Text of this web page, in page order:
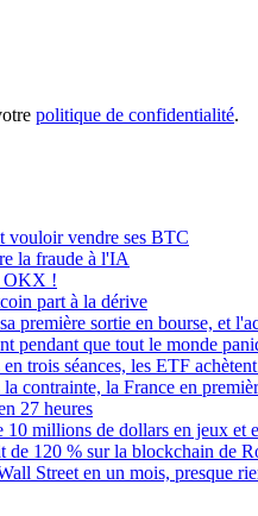
politique de confidentialité.
vouloir vendre ses BTC
la fraude à l'IA
OKX !
part à la dérive
première sortie en bourse, et
pendant que tout le monde
trois séances, les ETF
contrainte, la France en
27 heures
millions de dollars en jeux et
120 % sur la blockchain de
Street en un mois, presque